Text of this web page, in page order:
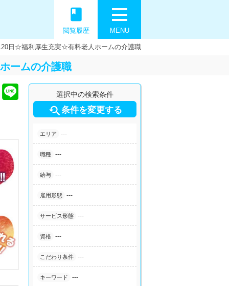
MENU
book
閲覧履歴
日☆福利厚生充実☆有料老人ホームの介護職
ームの介護職
選択中の検索条件
条件を変更する
エリア ---
職種 ---
給与 ---
雇用形態 ---
サービス形態 ---
資格 ---
こだわり条件 ---
キーワード ---